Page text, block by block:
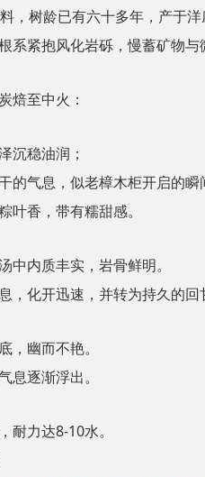
， 树龄已有六十多年，产于洋
系紧抱风化岩砾，慢蓄矿物与
焙至中火：
沉稳油润；
的气息，似老樟木柜开启的瞬
叶香，带有糯甜感。
中内质丰实，岩骨鲜明。
，化开迅速，并转为持久的回
，幽而不艳。
息逐渐浮出。
耐力达8-10水。